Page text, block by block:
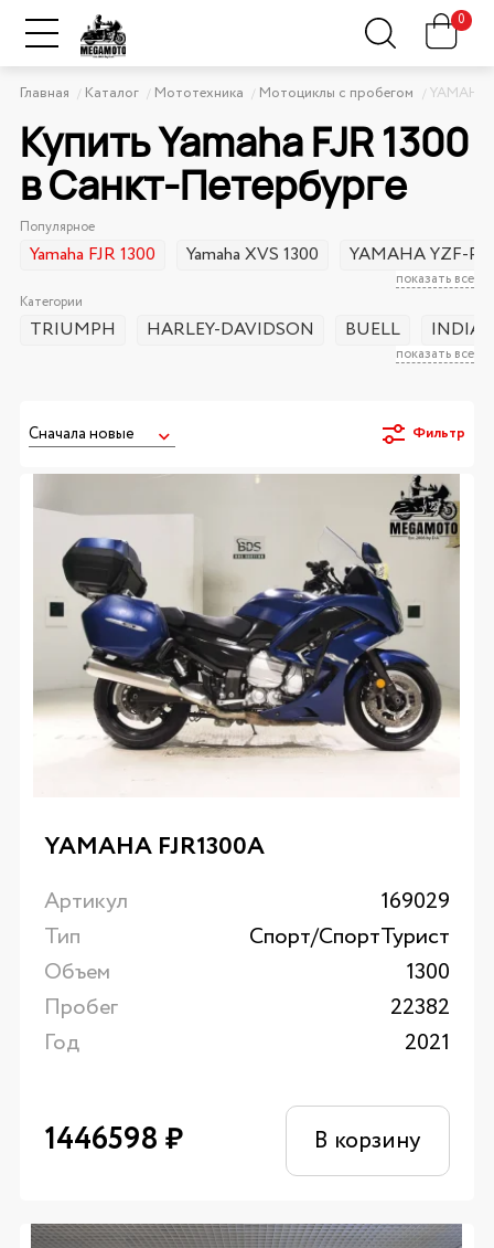
0
Главная Каталог Мототехника Мотоциклы с пробегом YAMAHA
Купить Yamaha FJR 1300
в Санкт-Петербурге
Популярное
показать все
Yamaha FJR 1300 Yamaha XVS 1300 YAMAHA YZF-R3
Категории
показать все
TRIUMPH HARLEY-DAVIDSON BUELL
Фильтр
YAMAHA FJR1300A
Артикул
169029
Тип
Спорт/CпортТурист
Объем
1300
Пробег
22382
Год
2021
1446598 ₽ В корзину